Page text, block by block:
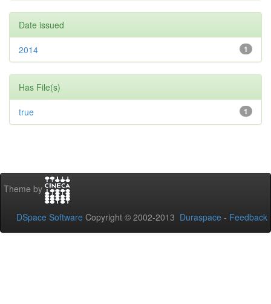
Date issued
1
2014
Has File(s)
1
true
Theme by
DSpace Software Copyright © 2002-2013 Duraspace - Feedback